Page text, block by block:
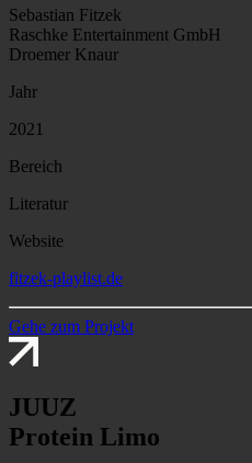
Sebastian Fitzek
Raschke Entertainment GmbH
Droemer Knaur
Jahr
2021
Bereich
Literatur
Website
fitzek-playlist.de
Gehe zum Projekt
JUUZ
Protein Limo